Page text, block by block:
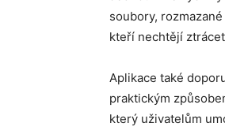
soubory,
kteří nechtějí
Aplikace také
praktickým
který uživatelům